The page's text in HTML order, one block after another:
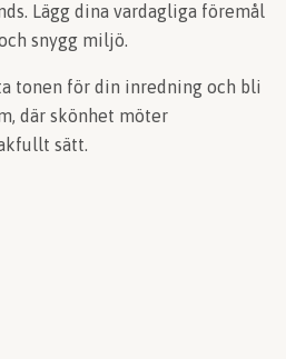
Lägg dina vardagliga föremål
snygg miljö.
tonen för din inredning och bli
där skönhet möter
sätt.